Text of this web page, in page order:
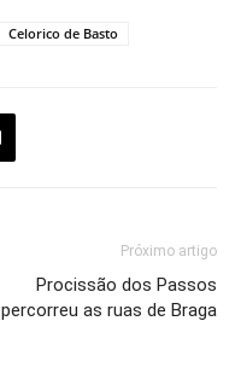
Celorico de Basto
Próximo artigo
Procissão dos Passos
percorreu as ruas de Braga